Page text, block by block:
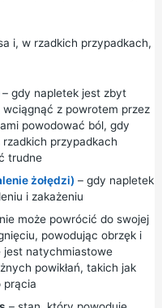
i, w rzadkich przypadkach,
– gdy napletek jest zbyt
wciągnąć z powrotem przez
powodować ból, gdy
przypadkach
trudne
żołędzi) – gdy napletek
i zakażeniu
może powrócić do swojej
powodując obrzęk i
jest natychmiastowe
powikłań, takich jak
prącia